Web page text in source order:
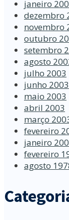
janeiro
dezembro
novembro
outubro
setembro
agosto
julho 2003
junho 2003
maio 2003
abril 2003
março
fevereiro
janeiro
fevereiro
agosto